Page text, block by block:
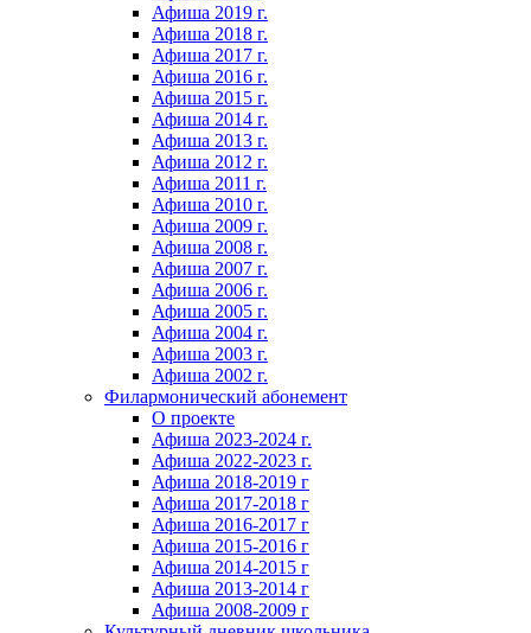
Афиша 2019 г.
Афиша 2018 г.
Афиша 2017 г.
Афиша 2016 г.
Афиша 2015 г.
Афиша 2014 г.
Афиша 2013 г.
Афиша 2012 г.
Афиша 2011 г.
Афиша 2010 г.
Афиша 2009 г.
Афиша 2008 г.
Афиша 2007 г.
Афиша 2006 г.
Афиша 2005 г.
Афиша 2004 г.
Афиша 2003 г.
Афиша 2002 г.
Филармонический абонемент
О проекте
Афиша 2023-2024 г.
Афиша 2022-2023 г.
Афиша 2018-2019 г
Афиша 2017-2018 г
Афиша 2016-2017 г
Афиша 2015-2016 г
Афиша 2014-2015 г
Афиша 2013-2014 г
Афиша 2008-2009 г